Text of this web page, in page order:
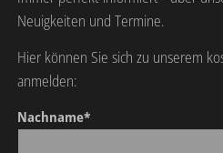
Neuigkeiten und Termine.
Hier können Sie sich zu unserem
anmelden:
Nachname*